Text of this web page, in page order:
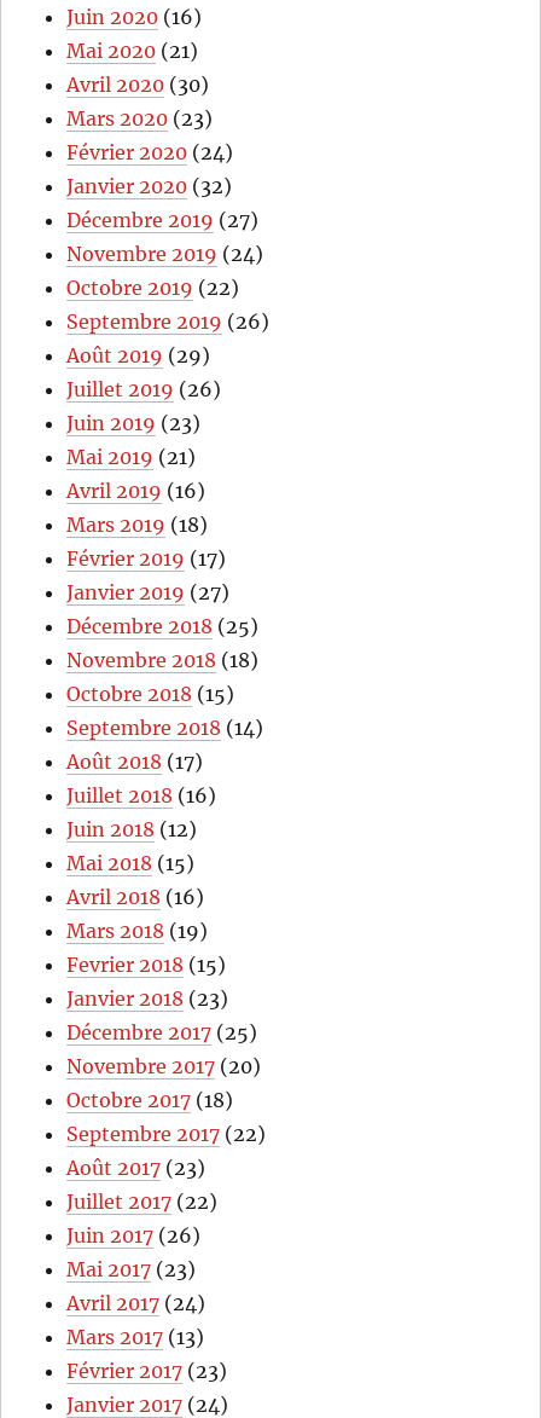
Juin 2020 (16)
Mai 2020 (21)
Avril 2020 (30)
Mars 2020 (23)
Février 2020 (24)
Janvier 2020 (32)
Décembre 2019 (27)
Novembre 2019 (24)
Octobre 2019 (22)
Septembre 2019 (26)
Août 2019 (29)
Juillet 2019 (26)
Juin 2019 (23)
Mai 2019 (21)
Avril 2019 (16)
Mars 2019 (18)
Février 2019 (17)
Janvier 2019 (27)
Décembre 2018 (25)
Novembre 2018 (18)
Octobre 2018 (15)
Septembre 2018 (14)
Août 2018 (17)
Juillet 2018 (16)
Juin 2018 (12)
Mai 2018 (15)
Avril 2018 (16)
Mars 2018 (19)
Fevrier 2018 (15)
Janvier 2018 (23)
Décembre 2017 (25)
Novembre 2017 (20)
Octobre 2017 (18)
Septembre 2017 (22)
Août 2017 (23)
Juillet 2017 (22)
Juin 2017 (26)
Mai 2017 (23)
Avril 2017 (24)
Mars 2017 (13)
Février 2017 (23)
Janvier 2017 (24)